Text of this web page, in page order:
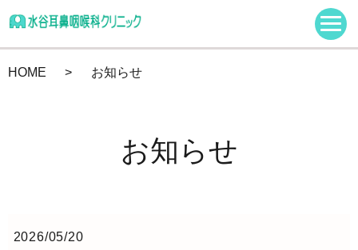
HOME お知らせ
お知らせ
2026/05/20